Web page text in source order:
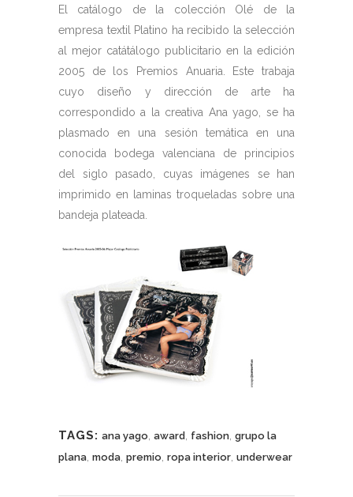
El catálogo de la colección Olé de la
empresa textil Platino ha recibido la selección
al mejor catátálogo publicitario en la edición
2005 de los Premios Anuaria. Este trabaja
cuyo diseño y dirección de arte ha
correspondido a la creativa Ana yago, se ha
plasmado en una sesión temática en una
conocida bodega valenciana de principios
del siglo pasado, cuyas imágenes se han
imprimido en laminas troqueladas sobre una
bandeja plateada.
TAGS: ana yago award fashion grupo la
plana moda premio ropa interior underwear